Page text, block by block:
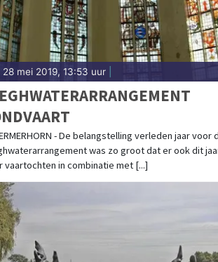
28 mei 2019, 13:53 uur
- De belangstelling verleden jaar voor
was zo groot dat er ook dit
vaartochten in combinatie met [...]